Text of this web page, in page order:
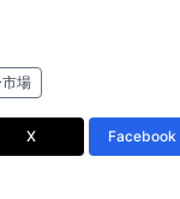
場
X Facebook